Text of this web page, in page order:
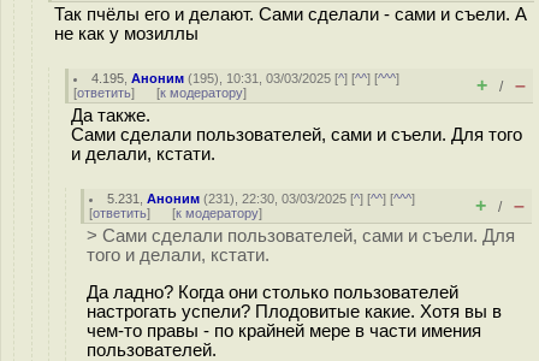
Так пчёлы его и делают. Сами сделали - сами и съели. А
не как у мозиллы
4.195 ,Аноним (195), 10:31, 03/03/2025 [^] [^^] [^^^]
[ответить] [к модератору] + / –
Да также.
Сами сделали пользователей, сами и съели. Для того
и делали, кстати.
5.231 ,Аноним (231), 22:30, 03/03/2025 [^] [^^] [^^^]
[ответить] [к модератору] + / –
> Сами сделали пользователей, сами и съели. Для
того и делали, кстати.
Да ладно? Когда они столько пользователей
настрогать успели? Плодовитые какие. Хотя вы в
чем-то правы - по крайней мере в части имения
пользователей.